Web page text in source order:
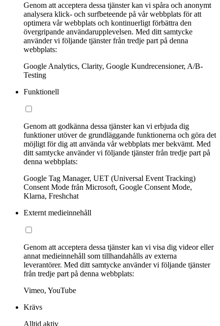
Genom att acceptera dessa tjänster kan vi spåra och anonymt
analysera klick- och surfbeteende på vår webbplats för att
optimera vår webbplats och kontinuerligt förbättra den
övergripande användarupplevelsen. Med ditt samtycke
använder vi följande tjänster från tredje part på denna
webbplats:
Google Analytics, Clarity, Google Kundrecensioner, A/B-
Testing
Funktionell
Genom att godkänna dessa tjänster kan vi erbjuda dig
funktioner utöver de grundläggande funktionerna och göra det
möjligt för dig att använda vår webbplats mer bekvämt. Med
ditt samtycke använder vi följande tjänster från tredje part på
denna webbplats:
Google Tag Manager, UET (Universal Event Tracking)
Consent Mode från Microsoft, Google Consent Mode,
Klarna, Freshchat
Externt medieinnehåll
Genom att acceptera dessa tjänster kan vi visa dig videor eller
annat medieinnehåll som tillhandahålls av externa
leverantörer. Med ditt samtycke använder vi följande tjänster
från tredje part på denna webbplats:
Vimeo, YouTube
Krävs
Alltid aktiv